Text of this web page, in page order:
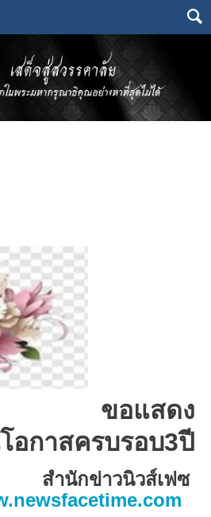
ขอแสดง
อกาสครบรอบ3ปี
วนิวส์เฟซ